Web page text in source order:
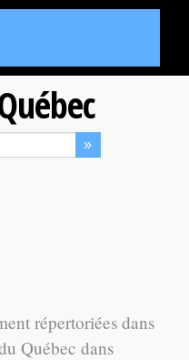
répertoriées dans
Québec dans